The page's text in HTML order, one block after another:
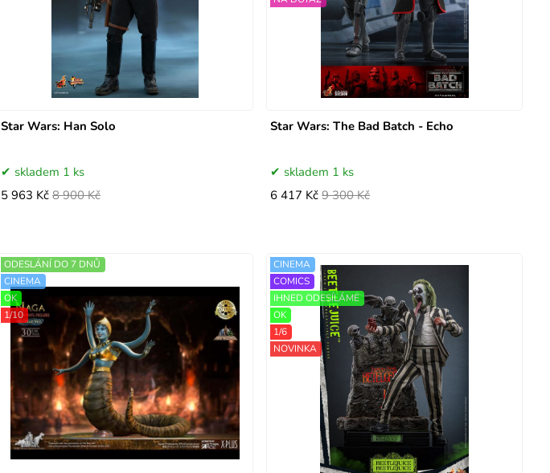
Star Wars: Han Solo
skladem 1 ks
5 963 Kč 8 900 Kč
Star Wars: The Bad Batch - Echo
skladem 1 ks
6 417 Kč 9 300 Kč
ODESLÁNÍ DO 7 DNŮ
CINEMA
OK
1/10
CINEMA
COMICS
IHNED ODESÍLÁME
OK
1/6
NOVINKA